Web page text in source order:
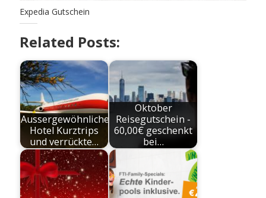
Expedia Gutschein
Related Posts:
Aussergewöhnliche
Hotel Kurztrips
und verrückte…
Oktober
Reisegutschein -
60,00€ geschenkt
bei…